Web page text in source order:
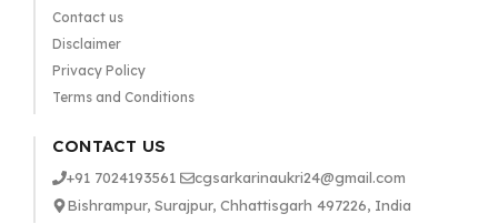
Contact us
Disclaimer
Privacy Policy
Terms and Conditions
CONTACT US
+91 7024193561
cgsarkarinaukri24@gmail.com
Bishrampur, Surajpur, Chhattisgarh 497226, India